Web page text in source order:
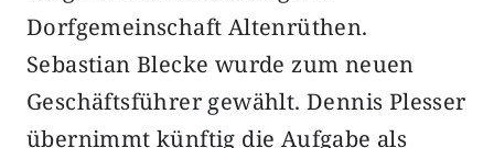
Dorfgemeinschaft Altenrüthen.
Sebastian Blecke wurde zum neuen
Geschäftsführer gewählt. Dennis Plesser
übernimmt künftig die Aufgabe als